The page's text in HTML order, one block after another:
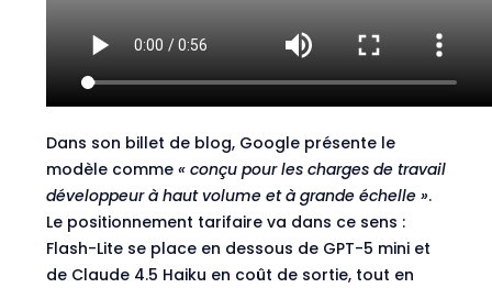
Dans son billet de blog, Google présente le
modèle comme « conçu pour les charges de travail
développeur à haut volume et à grande échelle ».
Le positionnement tarifaire va dans ce sens :
Flash-Lite se place en dessous de GPT-5 mini et
de Claude 4.5 Haiku en coût de sortie, tout en